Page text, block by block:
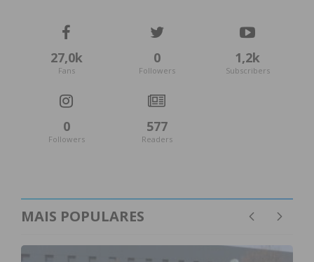
27,0k
Fans
0
Followers
1,2k
Subscribers
0
Followers
577
Readers
MAIS POPULARES